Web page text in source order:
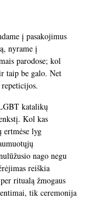
į pasakojimus
nyrame į
parodose; kol
taip be galo. Net
katalikų
Kol kas
ertmėse lyg
nago negu
reiškia
ritualą žmogaus
tik ceremonija